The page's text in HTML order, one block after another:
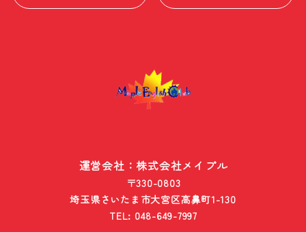
運営会社：株式会社メイプル
〒330-0803
埼玉県さいたま市大宮区高鼻町1-130
TEL: 048-649-7997